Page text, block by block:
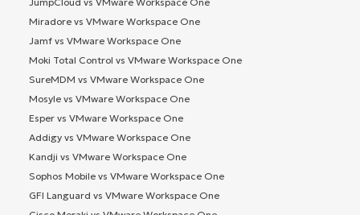
Miradore vs VMware Workspace One
Jamf vs VMware Workspace One
Moki Total Control vs VMware Workspace One
SureMDM vs VMware Workspace One
Mosyle vs VMware Workspace One
Esper vs VMware Workspace One
Addigy vs VMware Workspace One
Kandji vs VMware Workspace One
Sophos Mobile vs VMware Workspace One
GFI Languard vs VMware Workspace One